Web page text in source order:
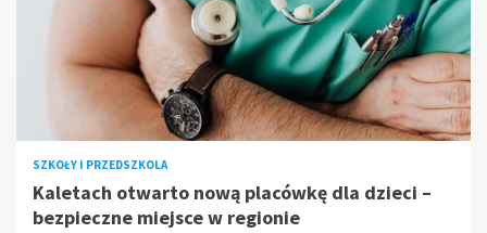
SZKOŁY I PRZEDSZKOLA
Kaletach otwarto nową placówkę dla dzieci –
bezpieczne miejsce w regionie